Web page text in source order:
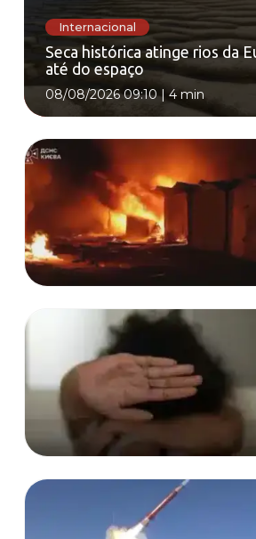
Internacional
Seca histórica atinge rios da
até do espaço
08/08/2026 09:10| 4 min